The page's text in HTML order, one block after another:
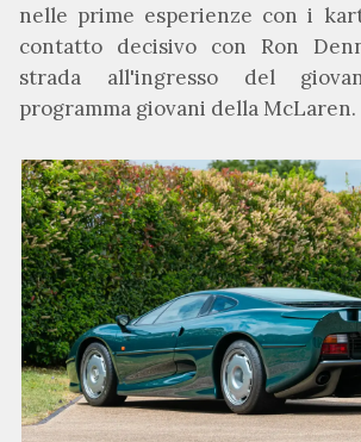
nelle prime esperienze con i
contatto decisivo con Ron
strada all'ingresso del
programma giovani della McLaren.